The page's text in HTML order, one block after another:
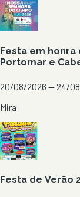
Festa em honra
Portomar e
20/08/2026 — 24/
Mira
Festa de Verão